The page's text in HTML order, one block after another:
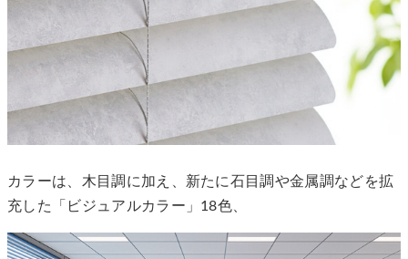
カラーは、木目調に加え、新たに石目調や金属調などを拡
充した「ビジュアルカラー」18色、